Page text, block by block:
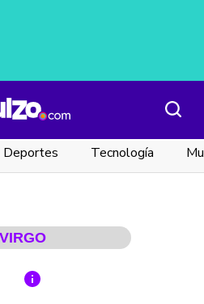
Deportes Tecnología
VIRGO